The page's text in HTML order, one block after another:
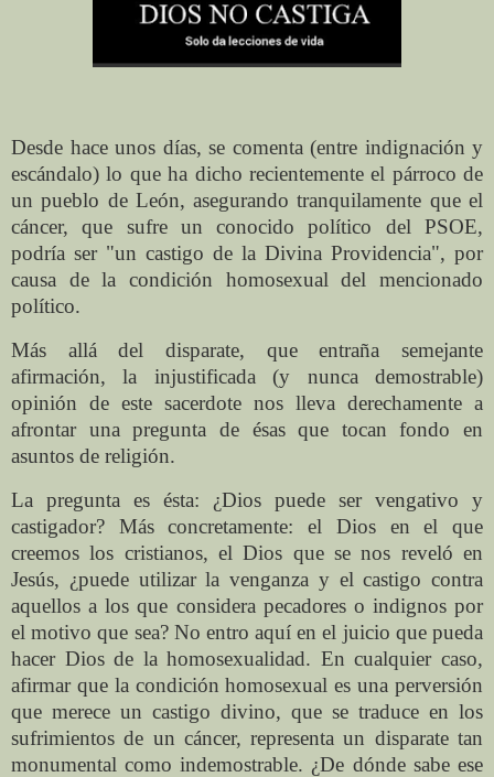
Desde hace unos días, se comenta (entre indignación y
escándalo) lo que ha dicho recientemente el párroco de
un pueblo de León, asegurando tranquilamente que el
cáncer, que sufre un conocido político del PSOE,
podría ser "un castigo de la Divina Providencia", por
causa de la condición homosexual del mencionado
político.
Más allá del disparate, que entraña semejante
afirmación, la injustificada (y nunca demostrable)
opinión de este sacerdote nos lleva derechamente a
afrontar una pregunta de ésas que tocan fondo en
asuntos de religión.
La pregunta es ésta: ¿Dios puede servengativo y
castigador? Más concretamente: el Dios en el que
creemoslos cristianos, el Dios que se nos reveló en
Jesús, ¿puede utilizar la venganza y el castigo contra
aquellos a los que considera pecadores o indignos por
el motivo que sea? No entro aquí en el juicio que pueda
hacer Dios de la homosexualidad. En cualquier caso,
afirmar que la condición homosexual es una perversión
que merece un castigo divino, que se traduce en los
sufrimientos de un cáncer, representa un disparate tan
monumental como indemostrable. ¿De dónde sabe ese